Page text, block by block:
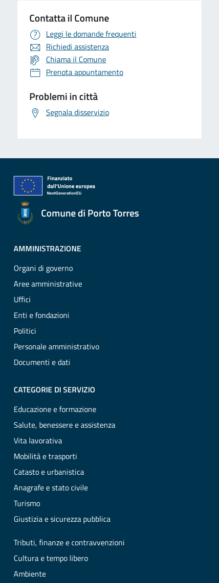
Contatta il Comune
Leggi le domande frequenti
Richiedi assistenza
Chiama il Comune
Prenota appuntamento
Problemi in città
Segnala disservizio
Comune di Porto Torres
AMMINISTRAZIONE
Organi di governo
Aree amministrative
Uffici
Enti e fondazioni
Politici
Personale amministrativo
Documenti e dati
CATEGORIE DI SERVIZIO
Educazione e formazione
Salute, benessere e assistenza
Vita lavorativa
Mobilità e trasporti
Catasto e urbanistica
Anagrafe e stato civile
Turismo
Giustizia e sicurezza pubblica
Tributi, finanze e contravvenzioni
Cultura e tempo libero
Ambiente